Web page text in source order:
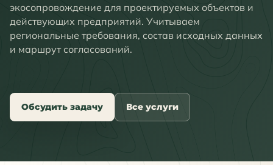
экосопровождение для проектируемых объектов и
действующих предприятий. Учитываем
региональные требования, состав исходных данных
и маршрут согласований.
Обсудить задачу Все услуги